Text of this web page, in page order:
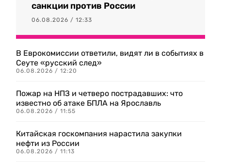
санкции против России
06.08.2026 / 12:33
В Еврокомиссии ответили, видят ли в событиях в
Сеуте «русский след»
06.08.2026 / 12:20
Пожар на НПЗ и четверо пострадавших: что
известно об атаке БПЛА на Ярославль
06.08.2026 / 11:55
Китайская госкомпания нарастила закупки
нефти из России
06.08.2026 / 11:13